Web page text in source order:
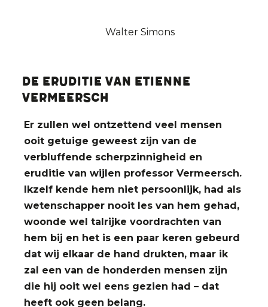
Walter Simons
De eruditie van Etienne
Vermeersch
Er zullen wel ontzettend veel mensen
ooit getuige geweest zijn van de
verbluffende scherpzinnigheid en
eruditie van wijlen professor Vermeersch.
Ikzelf kende hem niet persoonlijk, had als
wetenschapper nooit les van hem gehad,
woonde wel talrijke voordrachten van
hem bij en het is een paar keren gebeurd
dat wij elkaar de hand drukten, maar ik
zal een van de honderden mensen zijn
die hij ooit wel eens gezien had – dat
heeft ook geen belang.